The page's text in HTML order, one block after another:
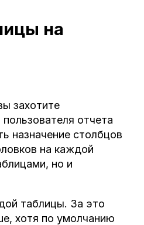
на
захотите
отчета
назначение столбцов
на каждой
но и
таблицы. За это
хотя по умолчанию